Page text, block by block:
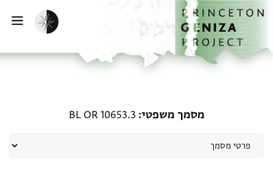
דילוג לתוכן
דף הבית
הפעלת מצב כהה
מסמך משפטי BL OR 10653.3